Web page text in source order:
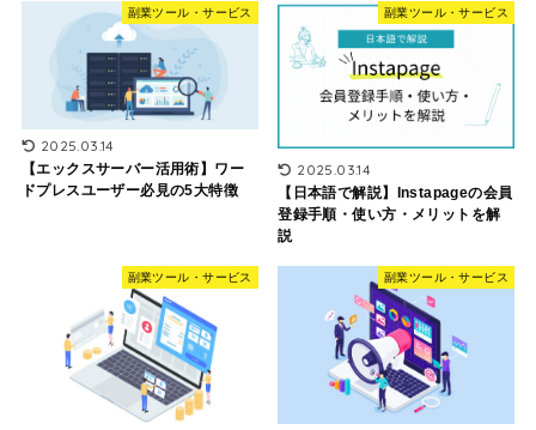
副業ツール・サービス
2025.03.14
【エックスサーバー活用術】ワー
ドプレスユーザー必見の5大特徴
副業ツール・サービス
2025.03.14
【日本語で解説】Instapageの会員
登録手順・使い方・メリットを解
説
副業ツール・サービス 副業ツール・サービス